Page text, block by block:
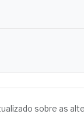
sobre as